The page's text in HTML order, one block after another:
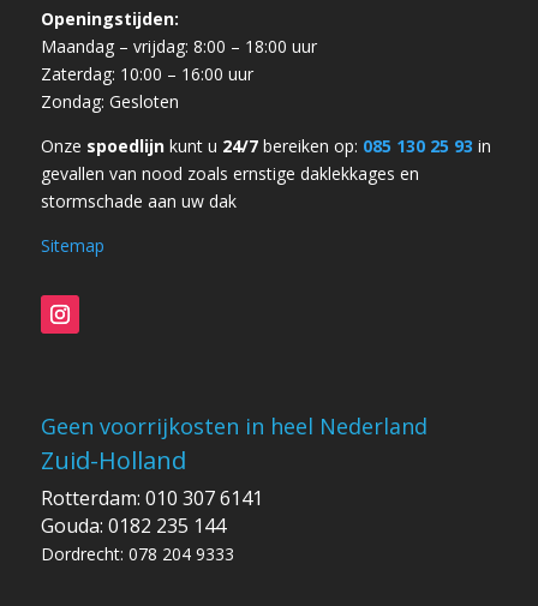
Openingstijden:
Maandag – vrijdag: 8:00 – 18:00 uur
Zaterdag: 10:00 – 16:00 uur
Zondag: Gesloten
Onze spoedlijn kunt u 24/7 bereiken op: 085 130 25 93 in
gevallen van nood zoals ernstige daklekkages en
stormschade aan uw dak
Sitemap
Geen voorrijkosten in heel Nederland
Zuid-Holland
Rotterdam: 010 307 6141
Gouda: 0182 235 144
Dordrecht: 078 204 9333